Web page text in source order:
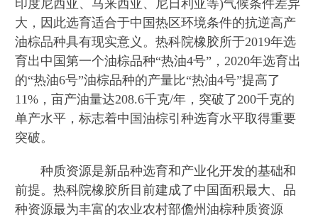
印度尼西亚、马来西亚、尼日利亚等)气候条件差异
大，因此选育适合于中国热区环境条件的抗逆高产
油棕品种具有现实意义。热科院橡胶所于2019年选
育出中国第一个油棕品种“热油4号”，2020年选育出
的“热油6号”油棕品种的产量比“热油4号”提高了
11%，亩产油量达208.6千克/年，突破了200千克的
单产水平，标志着中国油棕引种选育水平取得重要
突破。
种质资源是新品种选育和产业化开发的基础和
前提。热科院橡胶所目前建成了中国面积最大、品
种资源最为丰富的农业农村部儋州油棕种质资源